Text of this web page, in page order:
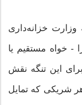
وزارت خزانه‌داری
- خواه مستقیم یا
این تنگه نقش
شریکی که تمایل